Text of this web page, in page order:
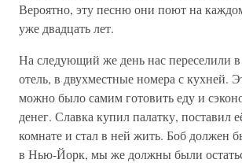
Вероятно, эту песню они поют на
уже двадцать лет.
На следующий же день нас переселили
отель, в двухместные номера с кухней.
можно было самим готовить еду и
денег. Славка купил палатку, поставил
комнате и стал в ней жить. Боб должен
в Нью-Йорк, мы же должны были